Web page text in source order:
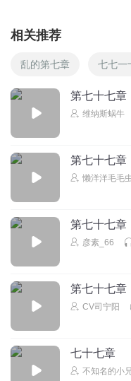
相关推荐
乱的第七章 七七一
第七十七章
维纳斯蜗牛
第七十七章
懒洋洋毛毛虫
第七十七章
彦素_66
第七十七章
CV司宁阳
七十七章
不知名的小